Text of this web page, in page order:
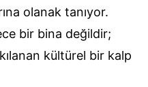
olanak tanıyor.
bir bina değildir;
kültürel bir kalp